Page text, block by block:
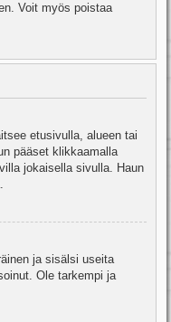
Voit myös poistaa
etusivulla, alueen tai
pääset klikkaamalla
jokaisella sivulla. Haun
ja sisälsi useita
Ole tarkempi ja